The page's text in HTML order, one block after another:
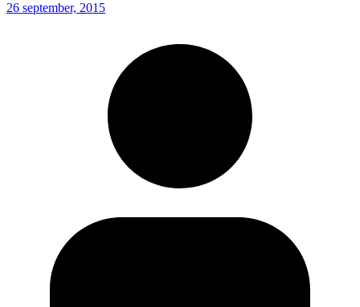
26 september, 2015